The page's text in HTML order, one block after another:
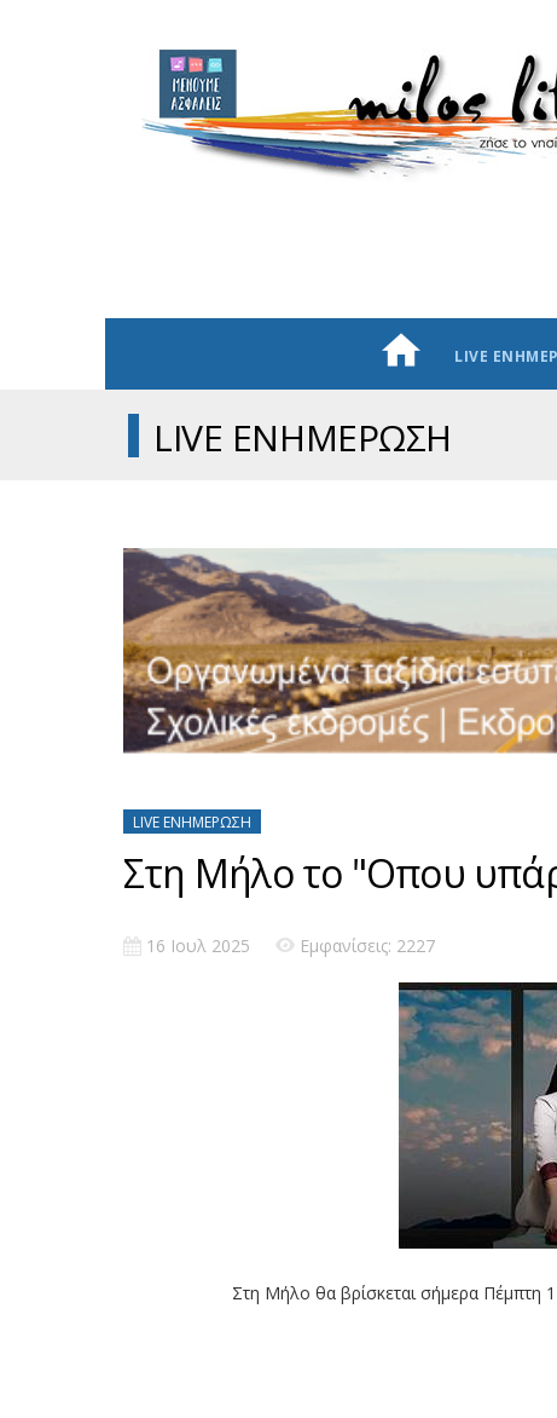
LIVE
LIVE ΕΝΗΜΕΡΩΣΗ
LIVE ΕΝΗΜΈΡΩΣΗ
Στη Μήλο το "Οπου
16 Ιουλ 2025 Εμφανίσεις: 2227
Στη Μήλο θα βρίσκεται σήμερα Πέμπτη